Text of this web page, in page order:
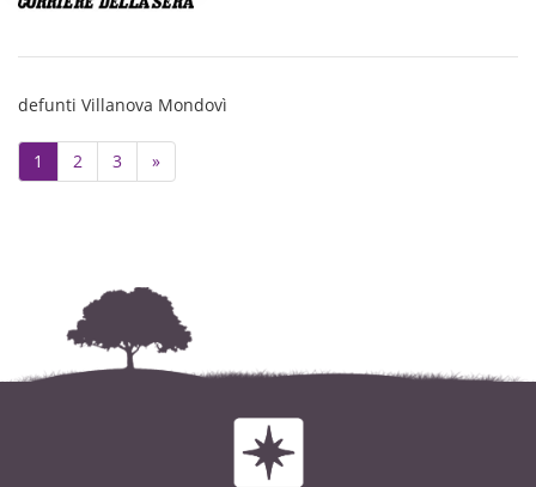
defunti Villanova Mondovì
1 2 3 »Next